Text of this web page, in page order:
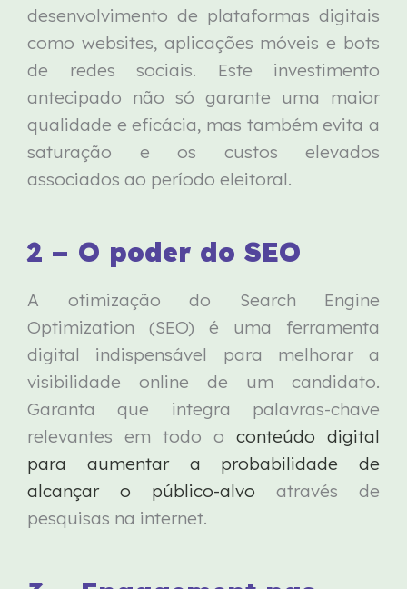
desenvolvimento de plataformas digitais
como websites, aplicações móveis e bots
de redes sociais. Este investimento
antecipado não só garante uma maior
qualidade e eficácia, mas também evita a
saturação e os custos elevados
associados ao período eleitoral.
2 – O poder do SEO
A otimização do Search Engine
Optimization (SEO) é uma ferramenta
digital indispensável para melhorar a
visibilidade online de um candidato.
Garanta que integra palavras-chave
relevantes em todo o conteúdo digital
para aumentar a probabilidade de
alcançar o público-alvo através de
pesquisas na internet.